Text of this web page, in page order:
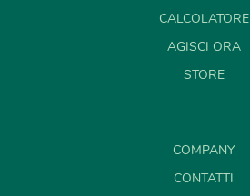
CALCOLATORE
AGISCI ORA
STORE
COMPANY
CONTATTI